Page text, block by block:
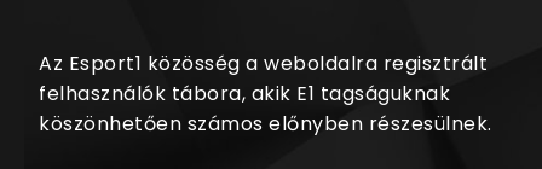
Az Esport1 közösség a weboldalra regisztrált
felhasználók tábora, akik E1 tagságuknak
köszönhetően számos előnyben részesülnek.